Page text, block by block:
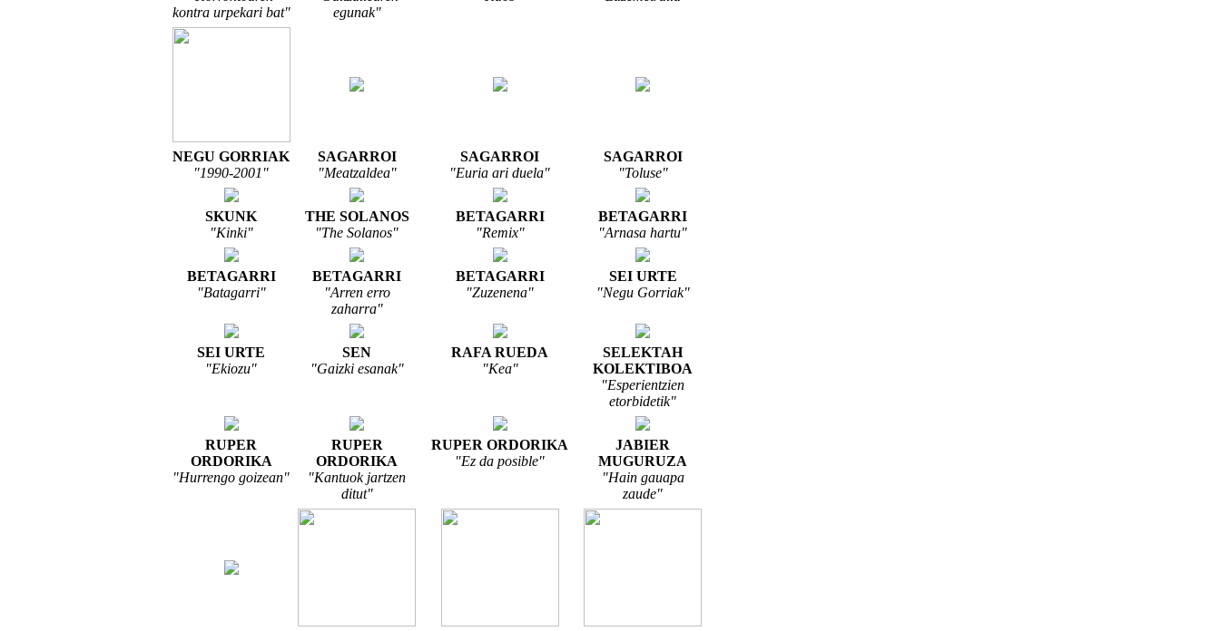
kontra urpekari bat"
egunak"
NEGU GORRIAK
"1990-2001"
SAGARROI
"Meatzaldea"
SAGARROI
"Euria ari duela"
SAGARROI
"Toluse"
SKUNK
"Kinki"
THE SOLANOS
"The Solanos"
BETAGARRI
"Remix"
BETAGARRI
"Arnasa hartu"
BETAGARRI
"Batagarri"
BETAGARRI
"Arren erro
zaharra"
BETAGARRI
"Zuzenena"
SEI URTE
"Negu Gorriak"
SEI URTE
"Ekiozu"
SEN
"Gaizki esanak"
RAFA RUEDA
"Kea"
SELEKTAH
KOLEKTIBOA
"Esperientzien
etorbidetik"
RUPER
ORDORIKA
"Hurrengo goizean"
RUPER
ORDORIKA
"Kantuok jartzen
ditut"
RUPER ORDORIKA
"Ez da posible"
JABIER
MUGURUZA
"Hain gauapa
zaude"